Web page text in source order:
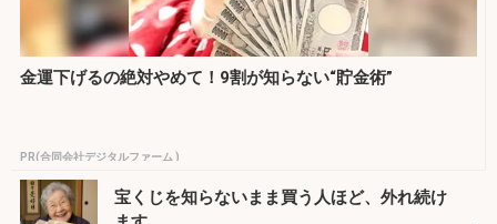
金運下げるの絶対やめて！9割が知らない“貯金術”
PR(合同会社デジタルファーム )
宝くじを知らないまま買う人ほど、外れ続け